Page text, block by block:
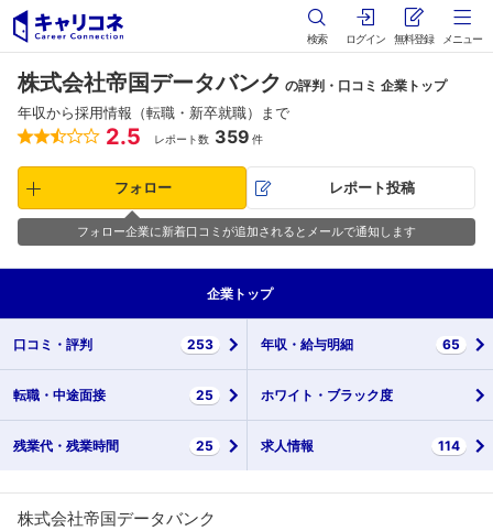
検索 ログイン 無料登録 メニュー
株式会社帝国データバンク の評判・口コミ 企業トップ
年収から採用情報（転職・新卒就職）まで
2.5 レポート数 359 件
フォロー レポート投稿
フォロー企業に新着口コミが追加されるとメールで通知します
企業 トップ
口コミ・ 評判 253 年収・ 給与明細 65
転職・ 中途面接 25 ホワイト・ ブラック度
残業代・ 残業時間 25 求人情報 114
株式会社帝国データバンク